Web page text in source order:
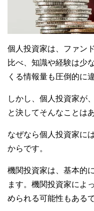
個人投資家は、ファン
比べ、知識や経験は少
くる情報量も圧倒的に
しかし、個人投資家が
と決してそんなことは
なぜなら個人投資家に
からです。
機関投資家は、基本的
ます。機関投資家によ
められる可能性もある